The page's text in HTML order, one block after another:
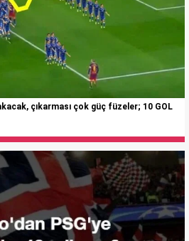
çıkarması çok güç füzeler; 10 GOL